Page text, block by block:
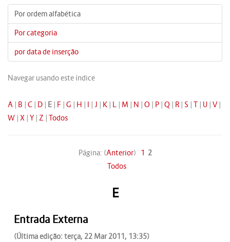
Por ordem alfabética
Por categoria
por data de inserção
Navegar usando este índice
A | B | C | D | E | F | G | H | I | J | K | L | M | N | O | P | Q | R | S | T | U | V |
W | X | Y | Z | Todos
Página: (Anterior) 1 2
Todos
E
Entrada Externa
(Última edição: terça, 22 Mar 2011, 13:35)